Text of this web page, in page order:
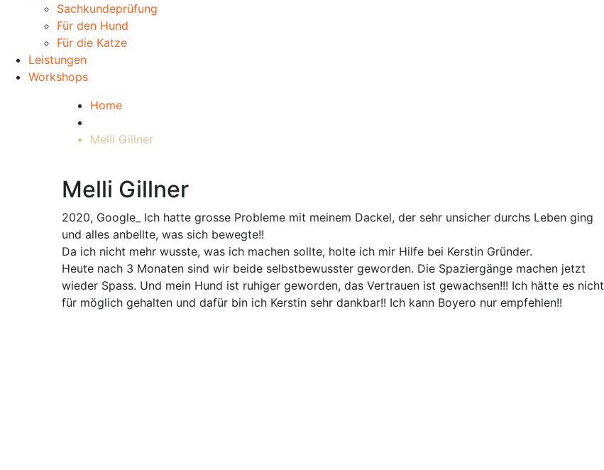
Sachkundeprüfung
Für den Hund
Für die Katze
Leistungen
Workshops
Home
Melli Gillner
Melli Gillner
2020, Google_ Ich hatte grosse Probleme mit meinem Dackel, der sehr unsicher durchs Leben ging
und alles anbellte, was sich bewegte!!
Da ich nicht mehr wusste, was ich machen sollte, holte ich mir Hilfe bei Kerstin Gründer.
Heute nach 3 Monaten sind wir beide selbstbewusster geworden. Die Spaziergänge machen jetzt
wieder Spass. Und mein Hund ist ruhiger geworden, das Vertrauen ist gewachsen!!! Ich hätte es nicht
für möglich gehalten und dafür bin ich Kerstin sehr dankbar!! Ich kann Boyero nur empfehlen!!